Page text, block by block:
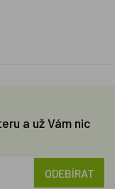
a už Vám nic
ODEBÍRAT